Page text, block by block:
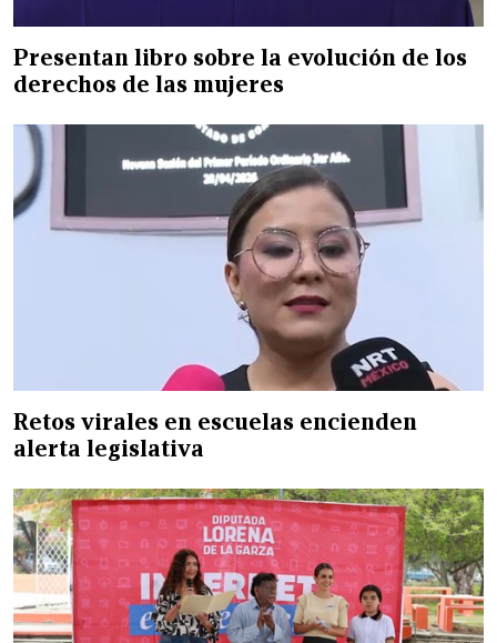
Presentan libro sobre la evolución de los
derechos de las mujeres
Retos virales en escuelas encienden
alerta legislativa